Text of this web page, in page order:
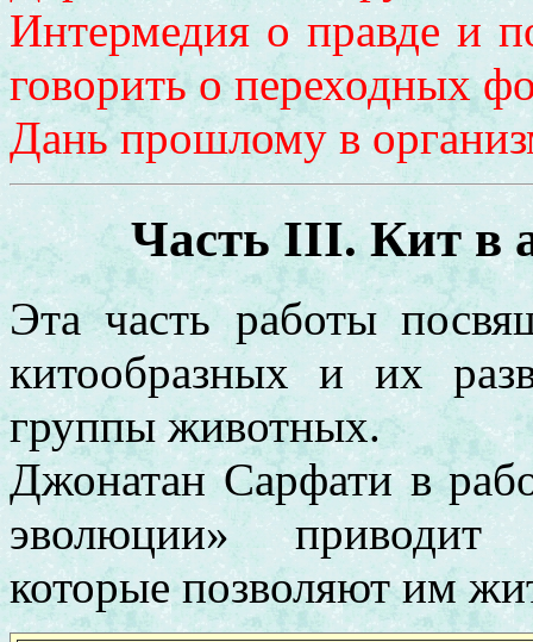
Интермедия о правде и
говорить о переходных
Дань прошлому в
Часть III. Кит в
Эта часть работы
китообразных и их
группы животных.
Джонатан Сарфати в
эволюции» приводит
которые позволяют им